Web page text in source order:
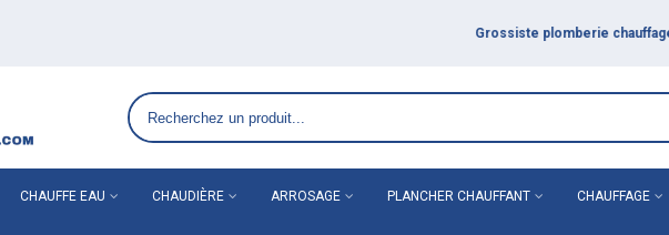
CHAUFFE EAU CHAUDIÈRE ARROSAGE PLANCHER CHAUFFANT CHAUFFAGE